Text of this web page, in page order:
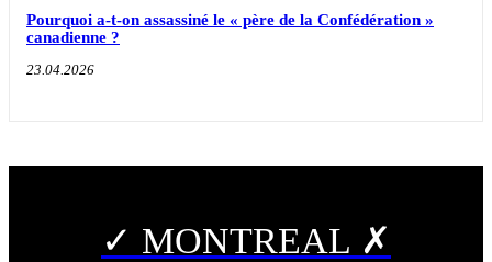
Pourquoi a-t-on assassiné le « père de la Confédération »
canadienne ?
23.04.2026
✓ MONTREAL ✗